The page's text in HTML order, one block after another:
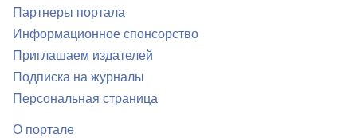
Партнеры портала
Информационное спонсорство
Приглашаем издателей
Подписка на журналы
Персональная страница
О портале